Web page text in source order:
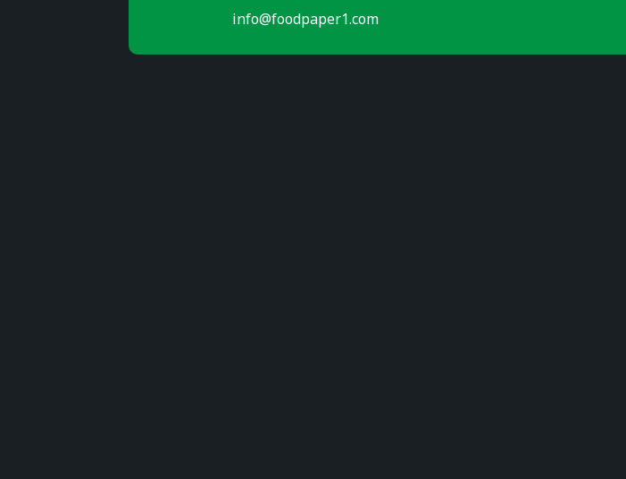
info@foodpaper1.com